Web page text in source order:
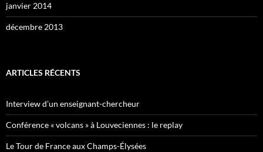
janvier 2014
décembre 2013
ARTICLES RÉCENTS
Interview d’un enseignant-chercheur
Conférence « volcans » à Louveciennes : le replay
Le Tour de France aux Champs-Élysées